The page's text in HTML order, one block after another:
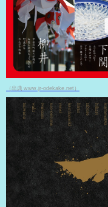
（出典 www.jr-odekake.net）